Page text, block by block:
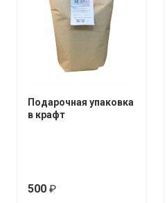
Подарочная упаковка
в крафт
500